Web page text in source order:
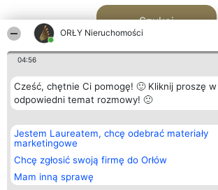
ORŁY Nieruchomości
04:56
Cześć, chętnie Ci pomogę! 🙂 Kliknij proszę w
odpowiedni temat rozmowy! 🙂
Jestem Laureatem, chcę odebrać materiały
marketingowe
Chcę zgłosić swoją firmę do Orłów
Mam inną sprawę
Szukaj
Organizator plebiscytu
Bright Side Solutions sp. z o.
o. sp. k.
ul. Ruska 22
Wrocław 50-079
KRS 0000749100 | Regon
381313360 | NIP 8943132676
Plebiscyt
Laureaci
wszystkich
Laureatów
Regulamin